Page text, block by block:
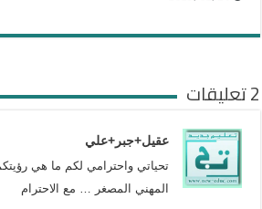
2 تعليقات
عقيل+جبر+علي
تحياتي واحترامي لكم ما هي
المهني المصغر … مع الاحترام